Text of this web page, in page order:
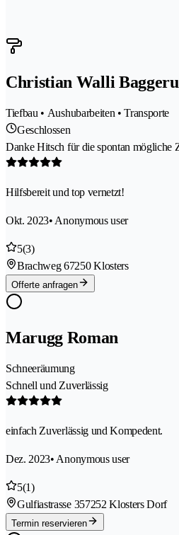
Christian Walli
Tiefbau • Aushubarbeiten • Transporte
Geschlossen
Danke Hitsch für die spontan mögliche
Hilfsbereit und top vernetzt!
Okt. 2023• Anonymous user
5(3)
Brachweg 67250 Klosters
Offerte anfragen
Marugg Roman
Schneeräumung
Schnell und Zuverlässig
einfach Zuverlässig und Kompedent.
Dez. 2023• Anonymous user
5(1)
Gulfiastrasse 357252 Klosters Dorf
Termin reservieren